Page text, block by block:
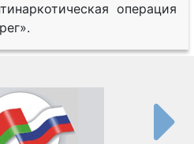
операция